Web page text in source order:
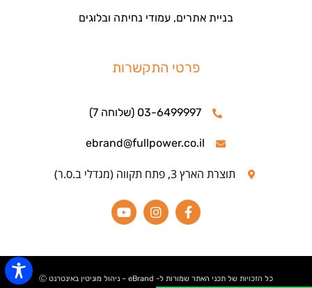
בניית אתרים, עמודי נחיתה ובלוגים
פרטי התקשרות
03-6499997 (שלוחה 7)
ebrand@fullpower.co.il
תוצרת הארץ 3, פתח תקווה (מגדלי ב.ס.ר)
כל הזכויות של תכני האתר שמורות ל- eBrand – ניהול מוניטין באינטרנט Ⓒ